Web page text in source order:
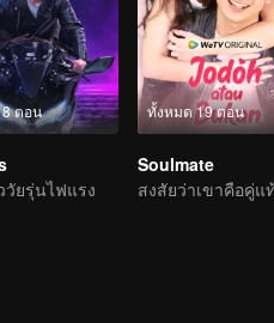
ตอน
วัยรุ่นไฟแรง
ทั้งหมด 19 ตอน
Soulmate